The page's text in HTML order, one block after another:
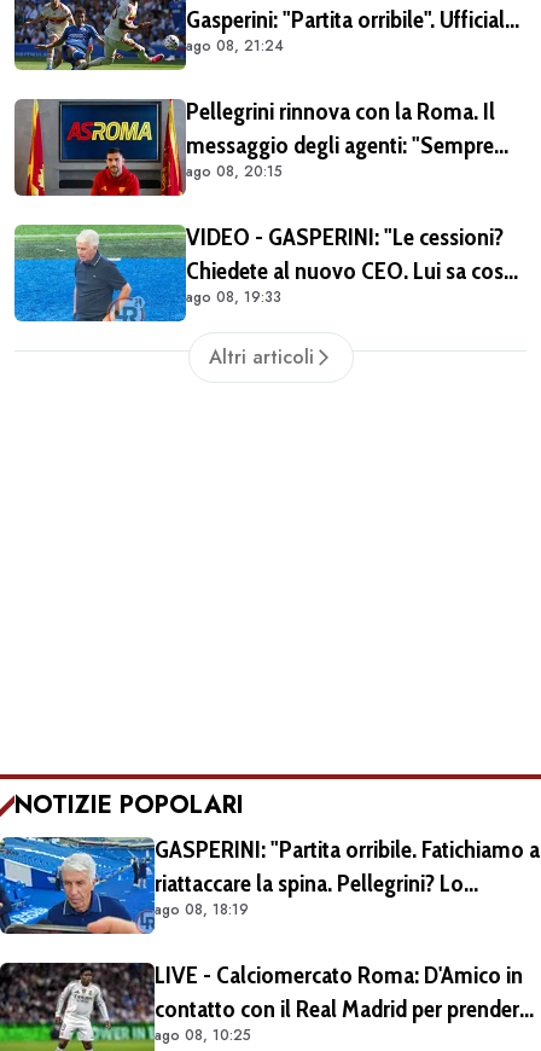
Gasperini: "Partita orribile". Ufficiale
il rinnovo di Pellegrini
ago 08, 21:24
Pellegrini rinnova con la Roma. Il
messaggio degli agenti: "Sempre
orgogliosi di essere al tuo fianco"
ago 08, 20:15
VIDEO - GASPERINI: "Le cessioni?
Chiedete al nuovo CEO. Lui sa cosa
può fare la Roma"
ago 08, 19:33
Altri articoli
NOTIZIE POPOLARI
GASPERINI: "Partita orribile. Fatichiamo a
riattaccare la spina. Pellegrini? Lo
rivedremo in campo tra un mese.
ago 08, 18:19
LIVE - Calciomercato Roma: D'Amico in
contatto con il Real Madrid per prendere
Endrick in prestito con diritto di riscatto.
ago 08, 10:25